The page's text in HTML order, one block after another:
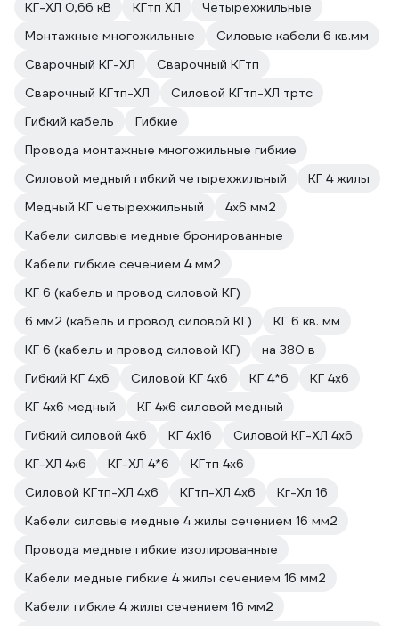
КГ-ХЛ 0,66 кВ
КГтп ХЛ
Четырехжильные
Монтажные многожильные
Силовые кабели 6 кв.мм
Сварочный КГ-ХЛ
Сварочный КГтп
Сварочный КГтп-ХЛ
Силовой КГтп-ХЛ тртс
Гибкий кабель
Гибкие
Провода монтажные многожильные гибкие
Силовой медный гибкий четырехжильный
КГ 4 жилы
Медный КГ четырехжильный
4х6 мм2
Кабели силовые медные бронированные
Кабели гибкие сечением 4 мм2
КГ 6 (кабель и провод силовой КГ)
6 мм2 (кабель и провод силовой КГ)
КГ 6 кв. мм
КГ 6 (кабель и провод силовой КГ)
на 380 в
Гибкий КГ 4х6
Силовой КГ 4х6 КГ 4*6
КГ 4х6
КГ 4х6 медный
КГ 4х6 силовой медный
Гибкий силовой 4х6
КГ 4х16
Силовой КГ-ХЛ 4х6
КГ-ХЛ 4х6
КГ-ХЛ 4*6
КГтп 4х6
Силовой КГтп-ХЛ 4х6
КГтп-ХЛ 4х6
Кг-Хл 16
Кабели силовые медные 4 жилы сечением 16 мм2
Провода медные гибкие изолированные
Кабели медные гибкие 4 жилы сечением 16 мм2
Кабели гибкие 4 жилы сечением 16 мм2